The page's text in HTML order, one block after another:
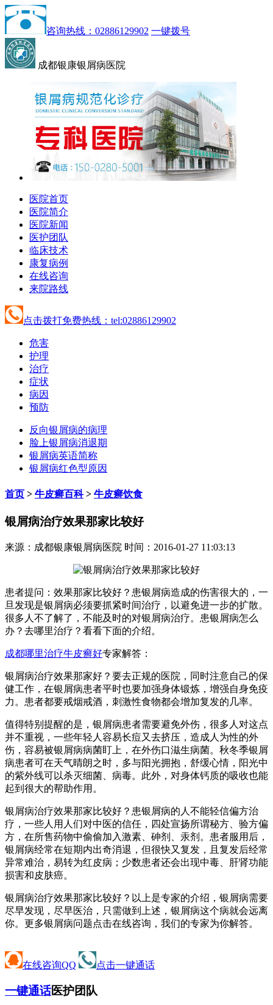
咨询热线：02886129902 一键拨号
成都银康银屑病医院
医院首页
医院简介
医院新闻
医护团队
临床技术
康复病例
在线咨询
来院路线
点击拨打免费热线：tel:02886129902
危害
护理
治疗
症状
病因
预防
反向银屑病的病理
脸上银屑病消退期
银屑病英语简称
银屑病红色型原因
首页 > 牛皮癣百科> 牛皮癣饮食
银屑病治疗效果那家比较好
来源：成都银康银屑病医院 时间：2016-01-27 11:03:13
患者提问：效果那家比较好？患银屑病造成的伤害很大的，一
旦发现是银屑病必须要抓紧时间治疗，以避免进一步的扩散。
很多人不了解了，不能及时的对银屑病治疗。患银屑病怎么
办？去哪里治疗？看看下面的介绍。
成都哪里治疗牛皮癣好专家解答：
银屑病治疗效果那家好？要去正规的医院，同时注意自己的保
健工作，在银屑病患者平时也要加强身体锻炼，增强自身免疫
力。患者都要戒烟戒酒，刺激性食物都会增加复发的几率。
值得特别提醒的是，银屑病患者需要避免外伤，很多人对这点
并不重视，一些年轻人容易长痘又去挤压，造成人为性的外
伤，容易被银屑病病菌盯上，在外伤口滋生病菌。秋冬季银屑
病患者可在天气晴朗之时，多与阳光拥抱，舒缓心情，阳光中
的紫外线可以杀灭细菌、病毒。此外，对身体钙质的吸收也能
起到很大的帮助作用。
银屑病治疗效果那家比较好？患银屑病的人不能轻信偏方治
疗，一些人用人们对中医的信任，四处宣扬所谓秘方、验方偏
方，在所售药物中偷偷加入激素、砷剂、汞剂。患者服用后，
银屑病经常在短期内出奇消退，但很快又复发，且复发后经常
异常难治，易转为红皮病；少数患者还会出现中毒、肝肾功能
损害和皮肤癌。
银屑病治疗效果那家比较好？以上是专家的介绍，银屑病需要
尽早发现，尽早医治，只需做到上述，银屑病这个病就会远离
你。更多银屑病问题点击在线咨询，我们的专家为你解答。
在线咨询QQ 点击一键通话
一键通话医护团队